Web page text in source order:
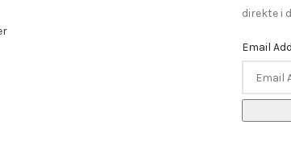
direkte i
Email